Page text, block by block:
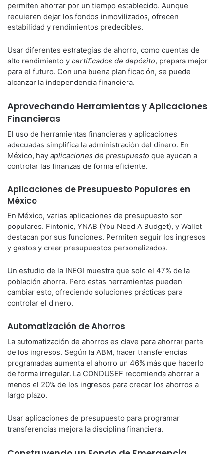
permiten ahorrar por un tiempo establecido. Aunque
requieren dejar los fondos inmovilizados, ofrecen
estabilidad y rendimientos predecibles.
Usar diferentes estrategias de ahorro, como cuentas de
alto rendimiento y certificados de depósito, prepara mejor
para el futuro. Con una buena planificación, se puede
alcanzar la independencia financiera.
Aprovechando Herramientas y Aplicaciones
Financieras
El uso de herramientas financieras y aplicaciones
adecuadas simplifica la administración del dinero. En
México, hay aplicaciones de presupuesto que ayudan a
controlar las finanzas de forma eficiente.
Aplicaciones de Presupuesto Populares en
México
En México, varias aplicaciones de presupuesto son
populares. Fintonic, YNAB (You Need A Budget), y Wallet
destacan por sus funciones. Permiten seguir los ingresos
y gastos y crear presupuestos personalizados.
Un estudio de la INEGI muestra que solo el 47% de la
población ahorra. Pero estas herramientas pueden
cambiar esto, ofreciendo soluciones prácticas para
controlar el dinero.
Automatización de Ahorros
La automatización de ahorros es clave para ahorrar parte
de los ingresos. Según la ABM, hacer transferencias
programadas aumenta el ahorro un 46% más que hacerlo
de forma irregular. La CONDUSEF recomienda ahorrar al
menos el 20% de los ingresos para crecer los ahorros a
largo plazo.
Usar aplicaciones de presupuesto para programar
transferencias mejora la disciplina financiera.